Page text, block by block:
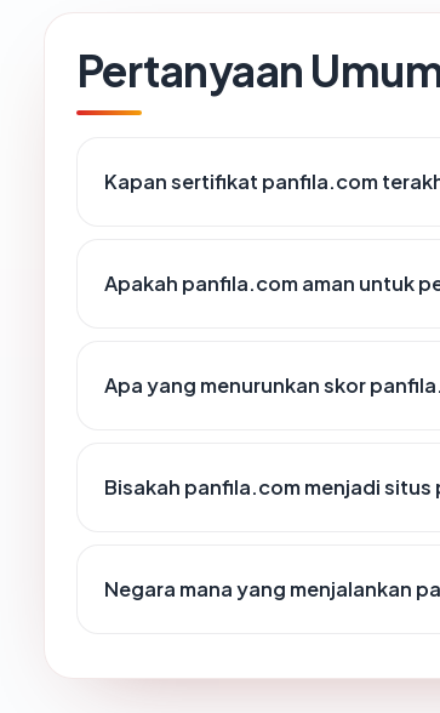
Pertanyaan
Kapan sertifikat panfila.com
Apakah panfila.com aman untuk
Apa yang menurunkan skor
Bisakah panfila.com menjadi situs
Negara mana yang menjalankan